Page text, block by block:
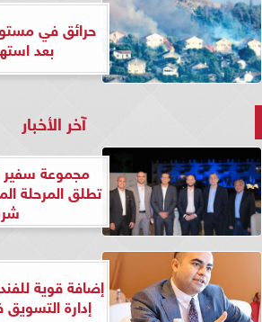
حرائق في
بعد
آخر الأخبار
مجموعة سفير
تطلق المرحلة
إضافة قوية
إدارة